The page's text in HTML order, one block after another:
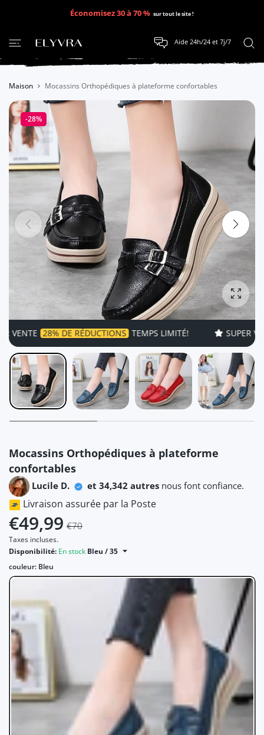
Économisez 30 à 70 % sur tout le site !
Aide 24h/24 et 7j/7
Maison Mocassins Orthopédiques à plateforme confortables
DE RÉDUCTIONS TEMPS LIMITÉ! SUPER VENTE 28%
-28%
Mocassins Orthopédiques à plateforme
confortables
Lucile D. et 34,342 autres nous font confiance.
Livraison assurée par la Poste
€49,99 €70
Taxes incluses.
Disponibilité: En stock Bleu / 35
couleur: Bleu